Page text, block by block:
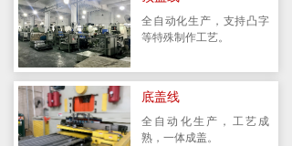
全自动化生产，支持凸字
等特殊制作工艺。
底盖线
全自动化生产，工艺成
熟，一体成盖。